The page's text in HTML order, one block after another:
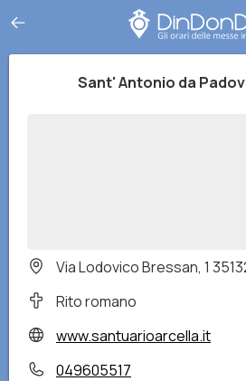
Sant' Antonio da
Via Lodovico Bressan, 1
Rito romano
www.santuarioarcella.it
049605517